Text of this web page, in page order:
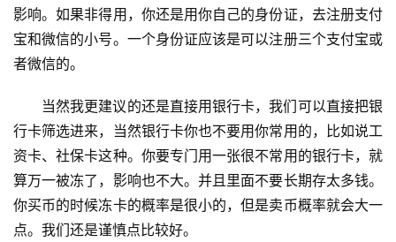
影响。如果非得用，你还是用你自己的身份证，去注册支付
宝和微信的小号。一个身份证应该是可以注册三个支付宝或
者微信的。
当然我更建议的还是直接用银行卡，我们可以直接把银
行卡筛选进来，当然银行卡你也不要用你常用的，比如说工
资卡、社保卡这种。你要专门用一张很不常用的银行卡，就
算万一被冻了，影响也不大。并且里面不要长期存太多钱。
你买币的时候冻卡的概率是很小的，但是卖币概率就会大一
点。我们还是谨慎点比较好。